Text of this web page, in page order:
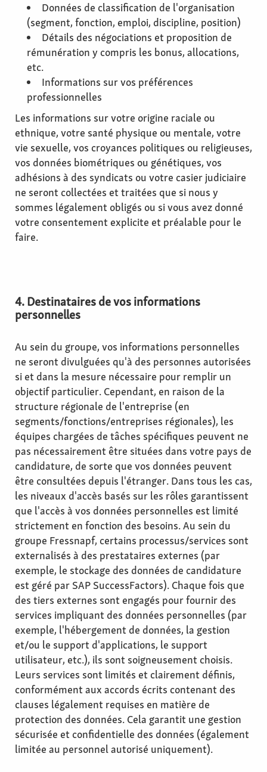
Données de classification de l'organisation
(segment, fonction, emploi, discipline, position)
Détails des négociations et proposition de
rémunération y compris les bonus, allocations,
etc.
Informations sur vos préférences
professionnelles
Les informations sur votre origine raciale ou
ethnique, votre santé physique ou mentale, votre
vie sexuelle, vos croyances politiques ou religieuses,
vos données biométriques ou génétiques, vos
adhésions à des syndicats ou votre casier judiciaire
ne seront collectées et traitées que si nous y
sommes légalement obligés ou si vous avez donné
votre consentement explicite et préalable pour le
faire.
4. Destinataires de vos informations
personnelles
Au sein du groupe, vos informations personnelles
ne seront divulguées qu'à des personnes autorisées
si et dans la mesure nécessaire pour remplir un
objectif particulier. Cependant, en raison de la
structure régionale de l'entreprise (en
segments/fonctions/entreprises régionales), les
équipes chargées de tâches spécifiques peuvent ne
pas nécessairement être situées dans votre pays de
candidature, de sorte que vos données peuvent
être consultées depuis l'étranger. Dans tous les cas,
les niveaux d'accès basés sur les rôles garantissent
que l'accès à vos données personnelles est limité
strictement en fonction des besoins. Au sein du
groupe Fressnapf, certains processus/services sont
externalisés à des prestataires externes (par
exemple, le stockage des données de candidature
est géré par SAP SuccessFactors). Chaque fois que
des tiers externes sont engagés pour fournir des
services impliquant des données personnelles (par
exemple, l'hébergement de données, la gestion
et/ou le support d'applications, le support
utilisateur, etc.), ils sont soigneusement choisis.
Leurs services sont limités et clairement définis,
conformément aux accords écrits contenant des
clauses légalement requises en matière de
protection des données. Cela garantit une gestion
sécurisée et confidentielle des données (également
limitée au personnel autorisé uniquement).